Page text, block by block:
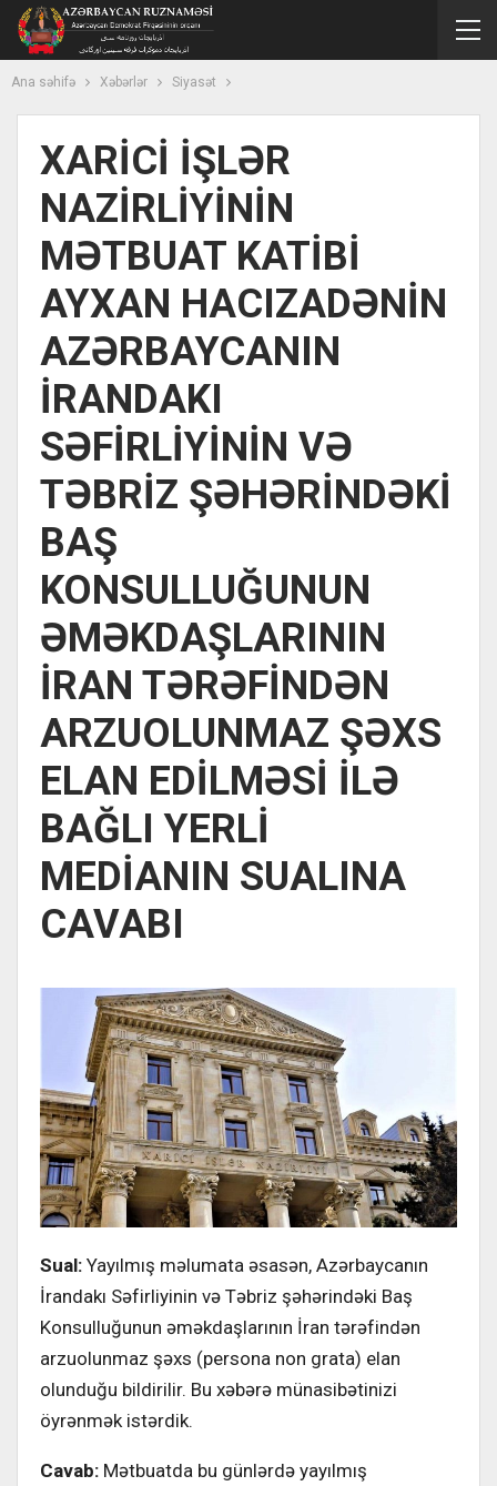
Ana səhifə Xəbərlər Siyasət
XARİCİ İŞLƏR
NAZİRLİYİNİN
MƏTBUAT KATİBİ
AYXAN HACIZADƏNİN
AZƏRBAYCANIN
İRANDAKI
SƏFİRLİYİNİN VƏ
TƏBRİZ ŞƏHƏRİNDƏKİ
BAŞ
KONSULLUĞUNUN
ƏMƏKDAŞLARININ
İRAN TƏRƏFİNDƏN
ARZUOLUNMAZ ŞƏXS
ELAN EDİLMƏSİ İLƏ
BAĞLI YERLİ
MEDİANIN SUALINA
CAVABI
Sual: Yayılmış məlumata əsasən, Azərbaycanın
İrandakı Səfirliyinin və Təbriz şəhərindəki Baş
Konsulluğunun əməkdaşlarının İran tərəfindən
arzuolunmaz şəxs (persona non grata) elan
olunduğu bildirilir. Bu xəbərə münasibətinizi
öyrənmək istərdik.
Cavab: Mətbuatda bu günlərdə yayılmış